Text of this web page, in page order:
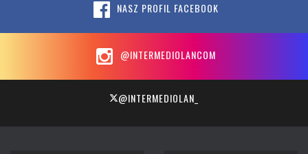
NASZ PROFIL FACEBOOK
@INTERMEDIOLANCOM
@INTERMEDIOLAN_